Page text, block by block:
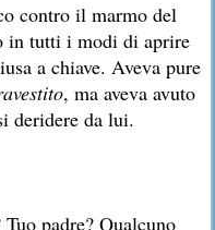
contro il marmo del
in tutti i modi di aprire
a chiave. Aveva pure
, ma aveva avuto
deridere da lui.
padre? Qualcuno